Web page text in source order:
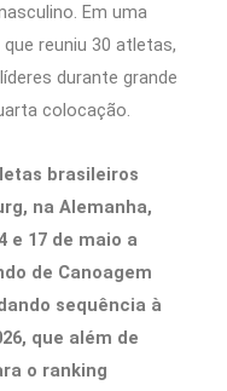
Em uma
reuniu 30 atletas,
durante grande
colocação.
brasileiros
na Alemanha,
e 17 de maio a
de Canoagem
sequência à
que além de
o ranking